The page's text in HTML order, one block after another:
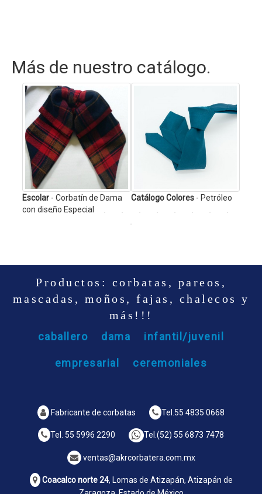
Más de nuestro catálogo.
Escolar - Corbatín de Dama
con diseño Especial
Catálogo Colores - Petróleo
Productos: corbatas, pareos,
mascadas, moños, fajas, chalecos y
más!!!
caballero dama infantil/juvenil
empresarial ceremoniales
Fabricante de corbatas Tel. 55 4835 0668
Tel. 55 5996 2290 Tel. (52) 55 6873 7478
ventas@akrcorbatera.com.mx
Coacalco norte 24, Lomas de Atizapán, Atizapán de